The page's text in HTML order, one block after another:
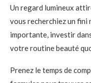
Un regard lumineux
vous recherchiez un fini
importante, investir
votre routine beauté
Prenez le temps de